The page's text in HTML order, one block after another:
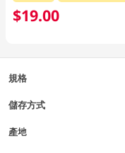
$19.00
規格
儲存方式
產地